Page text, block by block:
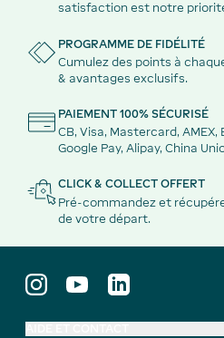
satisfaction est notre
PROGRAMME DE FIDÉLITÉ
Cumulez des points à
& avantages exclusifs.
PAIEMENT 100% SÉCURISÉ
CB, Visa, Mastercard,
Google Pay, Alipay, China
CLICK & COLLECT OFFERT
Pré-commandez et
de votre départ.